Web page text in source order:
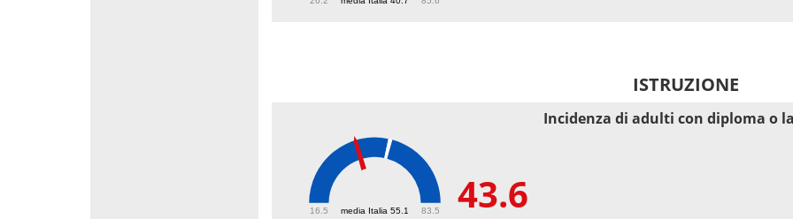
ISTRUZIONE
media Italia 55.1
16.5 83.5 43.6
Incidenza di adulti con diploma o